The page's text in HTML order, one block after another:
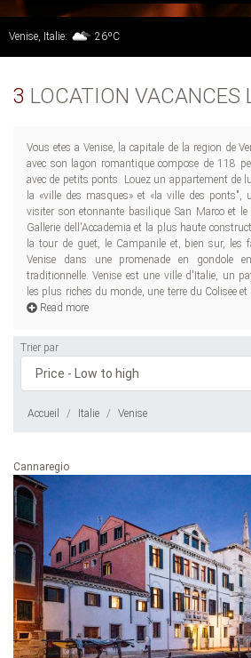
Venise, Italie: 26ºC
3 LOCATION VACANCES
Vous etes a Venise, la capitale de la region de
avec son lagon romantique compose de 118
avec de petits ponts. Louez un appartement de
la «ville des masques» et «la ville des
visiter son etonnante basilique San Marco et le
Gallerie dell'Accademia et la plus haute
la tour de guet, le Campanile et, bien sur, les
Venise dans une promenade en gondole
traditionnelle. Venise est une ville d'Italie, un
les plus riches du monde, une terre du Colisee et
de Léonard de Vinci et Michel-Ange, de Galilee
naissance a des phenomenes tels que
Renaissance. Vous avez tout ici. Elle est Rome
architecture, leurs peintures, leurs sculptures et
a Milan, le centre de conception et de fashion.
grands maitres du cinema et d'autres
Rossellini, Sergio Leone, Gina Lollobrigida,
Bernardo Bertolucci. Il y a la musique: Vivaldi,
capitale de l'art, sinon l'Italie? Elle est le pays
pates et des pizzas, lasagnes, polenta,
pourrions parler de ce pays pour les ages et,
toute votre vie a essayer de savoir et
Read more
Trier par
Accueil Italie Venise
Cannaregio